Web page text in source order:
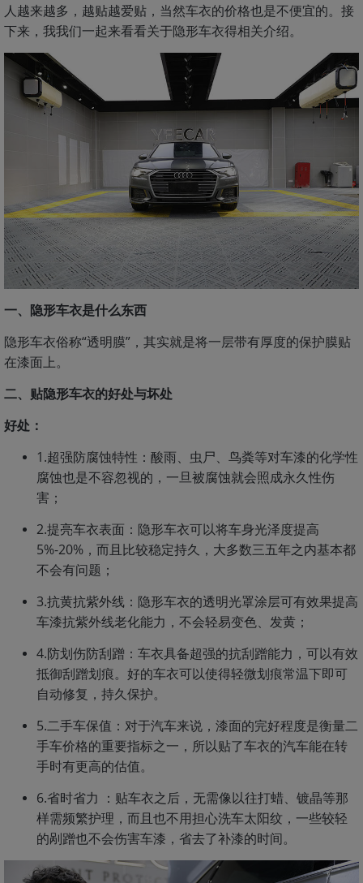
人越来越多，越贴越爱贴，当然车衣的价格也是不便宜的。接
下来，我我们一起来看看关于隐形车衣得相关介绍。
一、隐形车衣是什么东西
隐形车衣俗称“透明膜”，其实就是将一层带有厚度的保护膜贴
在漆面上。
二、贴隐形车衣的好处与坏处
好处：
1.超强防腐蚀特性：酸雨、虫尸、鸟粪等对车漆的化学性
腐蚀也是不容忽视的，一旦被腐蚀就会照成永久性伤
害；
2.提亮车衣表面：隐形车衣可以将车身光泽度提高
5%-20%，而且比较稳定持久，大多数三五年之内基本都
不会有问题；
3.抗黄抗紫外线：隐形车衣的透明光罩涂层可有效果提高
车漆抗紫外线老化能力，不会轻易变色、发黄；
4.防划伤防刮蹭：车衣具备超强的抗刮蹭能力，可以有效
抵御刮蹭划痕。好的车衣可以使得轻微划痕常温下即可
自动修复，持久保护。
5.二手车保值：对于汽车来说，漆面的完好程度是衡量二
手车价格的重要指标之一，所以贴了车衣的汽车能在转
手时有更高的估值。
6.省时省力 ：贴车衣之后，无需像以往打蜡、镀晶等那
样需频繁护理，而且也不用担心洗车太阳纹，一些较轻
的剐蹭也不会伤害车漆，省去了补漆的时间。